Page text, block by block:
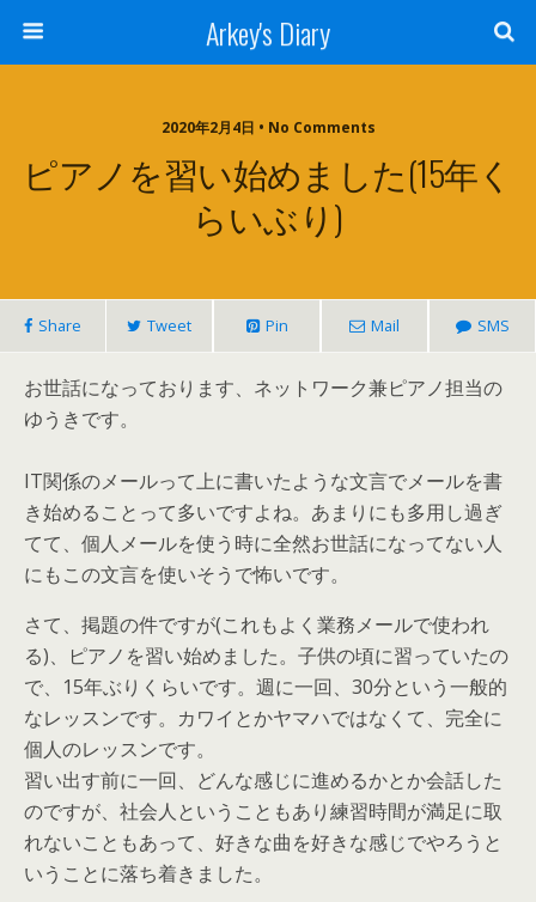
Arkey's Diary
2020年2月4日 • No Comments
ピアノを習い始めました(15年く
らいぶり)
Share Tweet Pin Mail SMS
お世話になっております、ネットワーク兼ピアノ担当の
ゆうきです。
IT関係のメールって上に書いたような文言でメールを書
き始めることって多いですよね。あまりにも多用し過ぎ
てて、個人メールを使う時に全然お世話になってない人
にもこの文言を使いそうで怖いです。
さて、掲題の件ですが(これもよく業務メールで使われ
る)、ピアノを習い始めました。子供の頃に習っていたの
で、15年ぶりくらいです。週に一回、30分という一般的
なレッスンです。カワイとかヤマハではなくて、完全に
個人のレッスンです。
習い出す前に一回、どんな感じに進めるかとか会話した
のですが、社会人ということもあり練習時間が満足に取
れないこともあって、好きな曲を好きな感じでやろうと
いうことに落ち着きました。